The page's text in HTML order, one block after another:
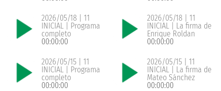
2026/05/18 | 11
INICIAL | Programa
completo
00:00:00
2026/05/18 | 11
INICIAL | La firma de
Enrique Roldan
00:00:00
2026/05/15 | 11
INICIAL | Programa
completo
00:00:00
2026/05/15 | 11
INICIAL | La firma de
Mateo Sánchez
00:00:00